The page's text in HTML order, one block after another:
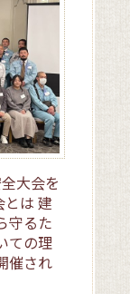
大会を
は 建
守るた
ての理
催され